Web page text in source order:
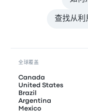
查找从利
全球覆盖
Canada
United States
Brazil
Argentina
Mexico